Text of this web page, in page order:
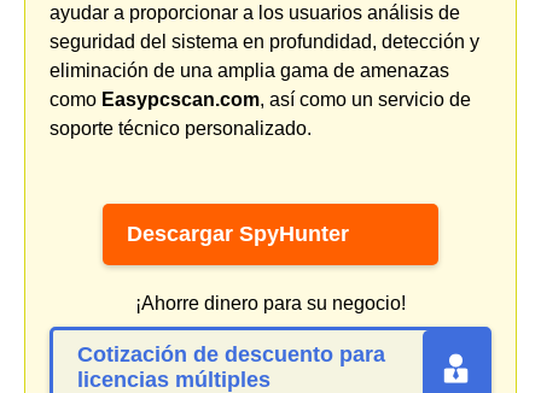
ayudar a proporcionar a los usuarios análisis de
seguridad del sistema en profundidad, detección y
eliminación de una amplia gama de amenazas
como Easypcscan.com, así como un servicio de
soporte técnico personalizado.
Descargar SpyHunter
¡Ahorre dinero para su negocio!
Cotización de descuento para
licencias múltiples